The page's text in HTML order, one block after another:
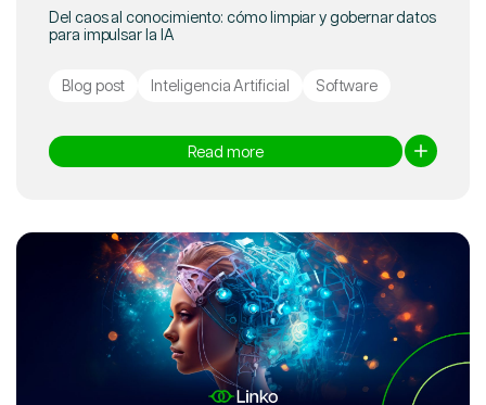
Del caos al conocimiento: cómo limpiar y gobernar datos
para impulsar la IA
Blog post Inteligencia Artificial Software
Read more